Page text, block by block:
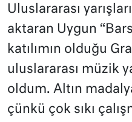
Uluslararası
aktaran Uygun
katılımın olduğu
uluslararası müzik
oldum. Altın
çünkü çok sıkı